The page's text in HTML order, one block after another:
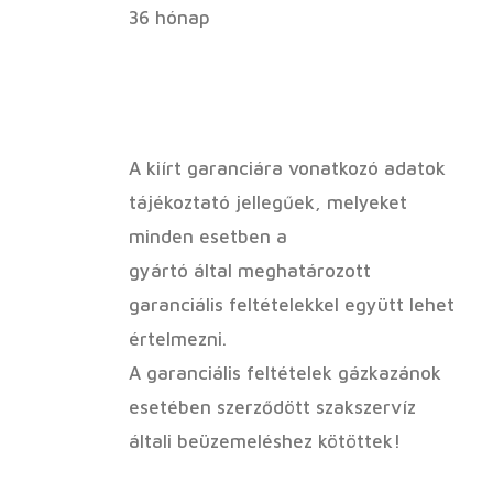
36 hónap
A kiírt garanciára vonatkozó adatok
tájékoztató jellegűek, melyeket
minden esetben a
gyártó által meghatározott
garanciális feltételekkel együtt lehet
értelmezni.
A garanciális feltételek gázkazánok
esetében szerződött szakszervíz
általi beüzemeléshez kötöttek!